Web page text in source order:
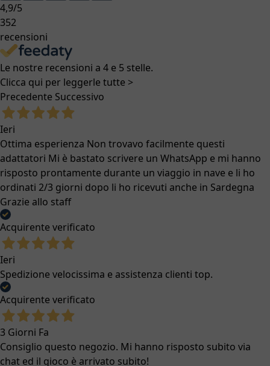
4,9/5
352
recensioni
Le nostre recensioni a 4 e 5 stelle.
Clicca qui per leggerle tutte >
Precedente Successivo
Ieri
Ottima esperienza Non trovavo facilmente questi
adattatori Mi è bastato scrivere un WhatsApp e mi hanno
risposto prontamente durante un viaggio in nave e li ho
ordinati 2/3 giorni dopo li ho ricevuti anche in Sardegna
Grazie allo staff
Acquirente verificato
Ieri
Spedizione velocissima e assistenza clienti top.
Acquirente verificato
3 Giorni Fa
Consiglio questo negozio. Mi hanno risposto subito via
chat ed il gioco è arrivato subito!